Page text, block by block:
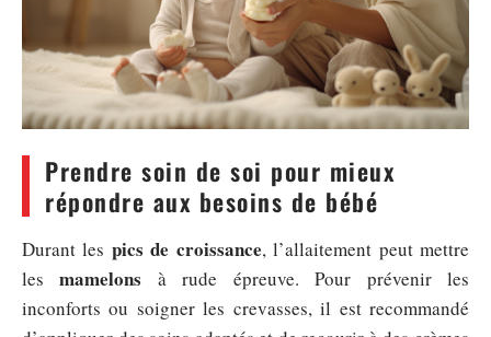
Prendre soin de soi pour mieux
répondre aux besoins de bébé
Durant les pics de croissance, l’allaitement peut mettre
lesmamelons à rude épreuve. Pour prévenir les
inconforts ou soigner les crevasses, il est recommandé